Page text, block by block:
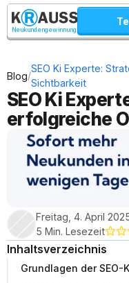
Neukundengewinnung
Blog/
SEO Ki Experte:
Sichtbarkeit
SEO Ki
erfolgreiche
Freitag, 4. April
5 Min. Lesezeit
Inhaltsverzeichnis
Grundlagen der SEO-